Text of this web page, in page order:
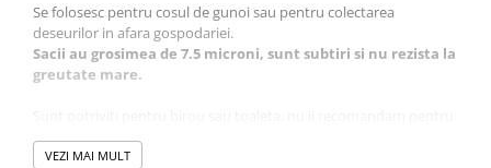
Se folosesc pentru cosul de gunoi sau pentru colectarea
deseurilor in afara gospodariei.
Sacii au grosimea de 7.5 microni, sunt subtiri si nu rezista la
greutate mare.
greutate mare.
✓Rola contine 50 de saci pentru gunoi.
VEZI MAI MULT